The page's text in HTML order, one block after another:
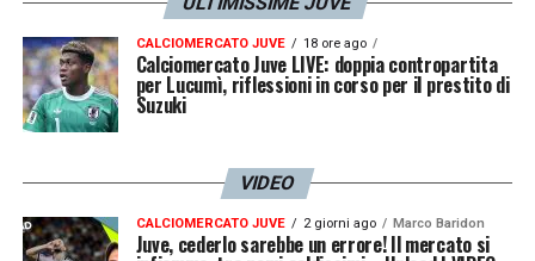
CALCIOMERCATO JUVE 18 ore ago
Calciomercato Juve LIVE: doppia contropartita
per Lucumì, riflessioni in corso per il prestito di
Suzuki
VIDEO
CALCIOMERCATO JUVE 2 giorni ago Marco Baridon
Juve, cederlo sarebbe un errore! Il mercato si